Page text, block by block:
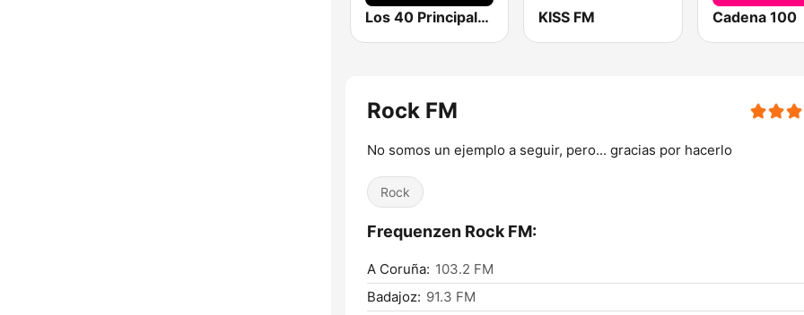
Los 40 Principales KISS FM Cadena 100
Rock FM
No somos un ejemplo a seguir, pero... gracias por hacerlo
Rock
Frequenzen Rock FM:
A Coruña: 103.2 FM
Badajoz: 91.3 FM